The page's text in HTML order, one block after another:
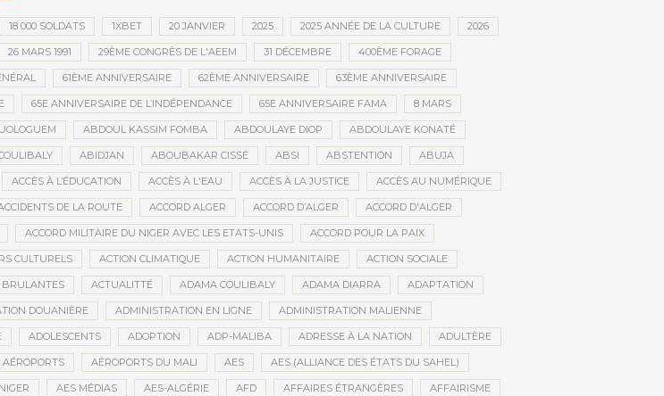
18 000 SOLDATS 1XBET 20 JANVIER 2025 2025 ANNÉE DE LA CULTURE 2026
26 MARS 1991 29ÈME CONGRÈS DE L'AEEM 31 DÉCEMBRE 400ÈME FORAGE
61ÈME ANNIVERSAIRE 62ÈME ANNIVERSAIRE 63ÈME ANNIVERSAIRE
65E ANNIVERSAIRE DE L’INDÉPENDANCE 65E ANNIVERSAIRE FAMA 8 MARS
ABDOUL KASSIM FOMBA ABDOULAYE DIOP ABDOULAYE KONATÉ
ABIDJAN ABOUBAKAR CISSÉ ABSI ABSTENTION ABUJA
ACCÈS À L’ÉDUCATION ACCÈS À L'EAU ACCÈS À LA JUSTICE ACCÈS AU NUMÉRIQUE
DE LA ROUTE ACCORD ALGER ACCORD D’ALGER ACCORD D'ALGER
ACCORD MILITAIRE DU NIGER AVEC LES ETATS-UNIS ACCORD POUR LA PAIX
CULTURELS ACTION CLIMATIQUE ACTION HUMANITAIRE ACTION SOCIALE
ACTUALITTÉ ADAMA COULIBALY ADAMA DIARRA ADAPTATION
DOUANIÈRE ADMINISTRATION EN LIGNE ADMINISTRATION MALIENNE
ADOLESCENTS ADOPTION ADP-MALIBA ADRESSE À LA NATION ADULTÈRE
AÉROPORTS AÉROPORTS DU MALI AES AES (ALLIANCE DES ÉTATS DU SAHEL)
AES MÉDIAS AES-ALGÉRIE AFD AFFAIRES ÉTRANGÈRES AFFAIRISME